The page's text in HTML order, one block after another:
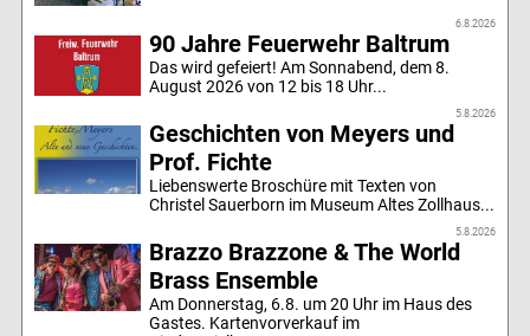
6.8.2026
90 Jahre Feuerwehr Baltrum
Das wird gefeiert! Am Sonnabend, dem 8.
August 2026 von 12 bis 18 Uhr...
5.8.2026
Geschichten von Meyers und
Prof. Fichte
Liebenswerte Broschüre mit Texten von
Christel Sauerborn im Museum Altes Zollhaus...
5.8.2026
Brazzo Brazzone & The World
Brass Ensemble
Am Donnerstag, 6.8. um 20 Uhr im Haus des
Gastes. Kartenvorverkauf im